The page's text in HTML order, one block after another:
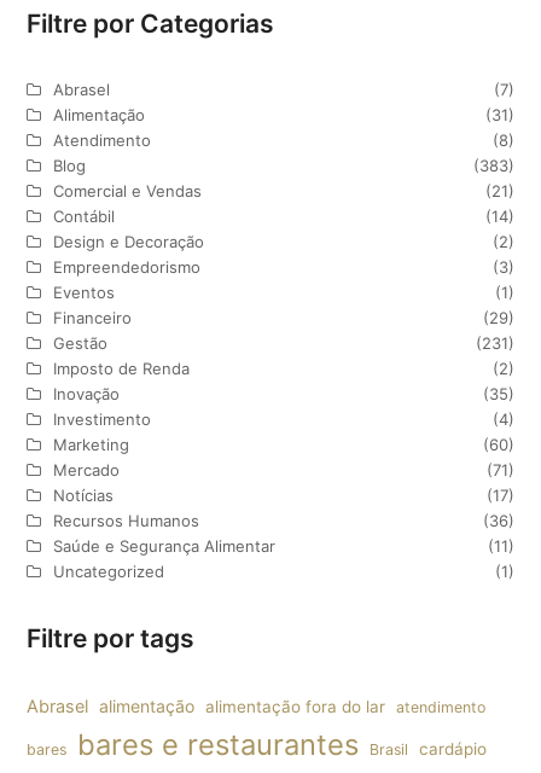
Filtre por Categorias
Abrasel
(7)
Alimentação
(31)
Atendimento
(8)
Blog
(383)
Comercial e Vendas
(21)
Contábil
(14)
Design e Decoração
(2)
Empreendedorismo
(3)
Eventos
(1)
Financeiro
(29)
Gestão
(231)
Imposto de Renda
(2)
Inovação
(35)
Investimento
(4)
Marketing
(60)
Mercado
(71)
Notícias
(17)
Recursos Humanos
(36)
Saúde e Segurança Alimentar
(11)
Uncategorized
(1)
Filtre por tags
Abrasel alimentação alimentação fora do lar atendimento
bares bares e restaurantes Brasil cardápio